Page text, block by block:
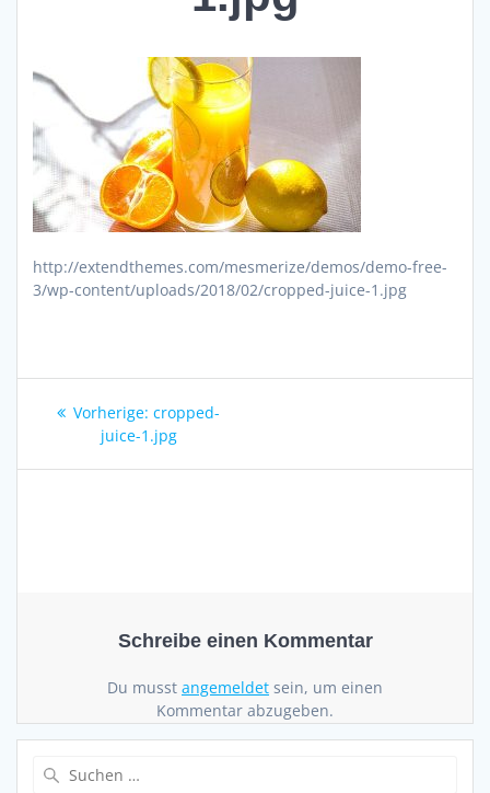
http://extendthemes.com/mesmerize/demos/demo-free-
3/wp-content/uploads/2018/02/cropped-juice-1.jpg
Beitragsnavigation
Vorherige: Vorheriger
Beitrag:
cropped-
juice-1.jpg
Schreibe einen Kommentar
Du musst angemeldet sein, um einen
Kommentar abzugeben.